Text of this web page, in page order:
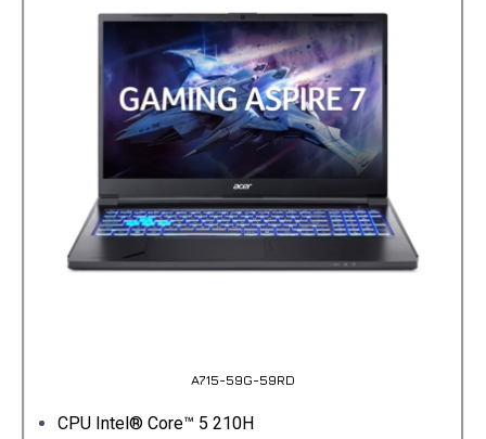
A715-59G-59RD
CPU Intel® Core™ 5 210H